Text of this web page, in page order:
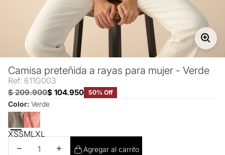
Camisa preteñida a rayas para mujer - Verde
Ref: 611G003
$ 209.900$ 104.950 50% Off
Color: Verde
XSSML XL
Disminuir cantidadAumentar cantidad
Agregar al carrito